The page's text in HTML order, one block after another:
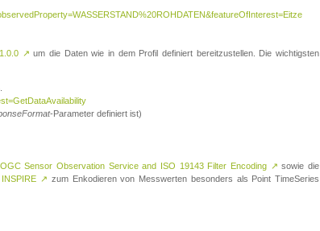
↗ um die Daten wie in dem Profil definiert bereitzustellen. Die wichtigsten
-Parameter definiert ist)
Sensor Observation Service and ISO 19143 Filter Encoding ↗ sowie die
↗ zum Enkodieren von Messwerten besonders als Point TimeSeries